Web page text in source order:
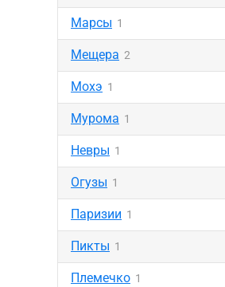
Марсы 1
Мещера 2
Мохэ 1
Мурома 1
Невры 1
Огузы 1
Паризии 1
Пикты 1
Племечко 1